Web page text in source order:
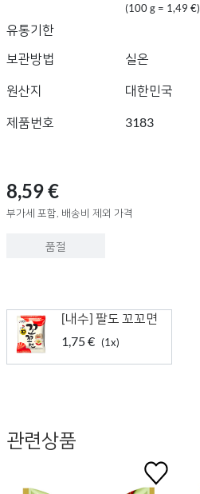
(100 g = 1,49 €)
유통기한
보관방법
실온
원산지 대한민국
제품번호 3183
8,59 €
부가세 포함, 배송비 제외 가격
품절
[내수] 팔도 꼬꼬면
1,75 € (1x)
관련상품